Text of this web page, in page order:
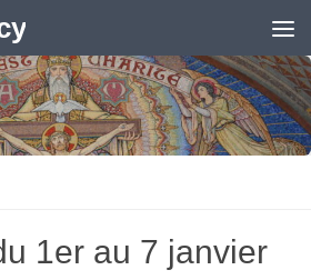
1er au 7 janvier